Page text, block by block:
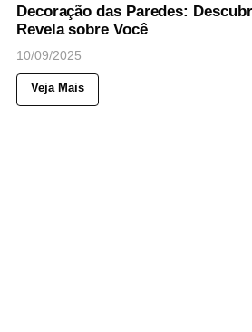
Decoração das Paredes:
Revela sobre Você
10/09/2025
Veja Mais